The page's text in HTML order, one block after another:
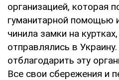
организацией, которая
гуманитарной помощью
чинила замки на
отправлялись в
отблагодарить эту
Все свои сбережения и